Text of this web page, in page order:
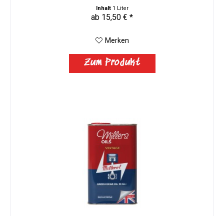
Inhalt 1 Liter
ab 15,50 € *
Merken
Zum Produkt